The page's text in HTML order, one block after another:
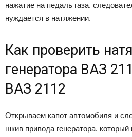
нажатие на педаль газа.
нуждается в натяжении.
Как проверить
генератора ВАЗ
ВАЗ 2112
Открываем капот автомобиля и
шкив привода генератора.